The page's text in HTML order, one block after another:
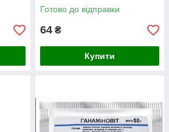
Готово до відправки
64 ₴
Купити